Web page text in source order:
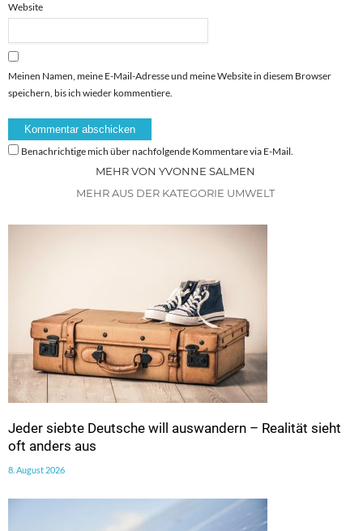
Website
Meinen Namen, meine E-Mail-Adresse und meine Website in diesem Browser
speichern, bis ich wieder kommentiere.
Benachrichtige mich über nachfolgende Kommentare via E-Mail.
MEHR VON YVONNE SALMEN
MEHR AUS DER KATEGORIE UMWELT
Jeder siebte Deutsche will auswandern – Realität sieht
oft anders aus
8. August 2026